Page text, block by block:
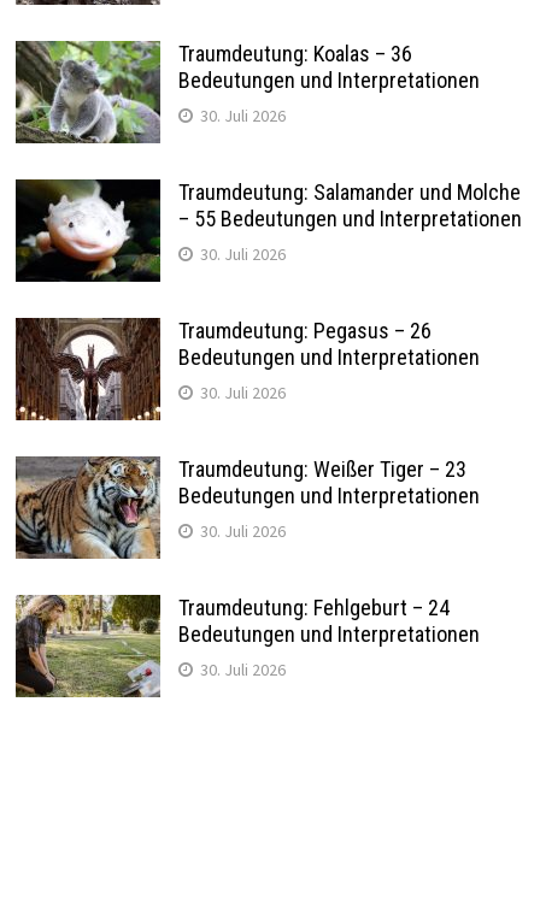
Traumdeutung: Koalas – 36
Bedeutungen und Interpretationen
30. Juli 2026
Traumdeutung: Salamander und Molche
– 55 Bedeutungen und Interpretationen
30. Juli 2026
Traumdeutung: Pegasus – 26
Bedeutungen und Interpretationen
30. Juli 2026
Traumdeutung: Weißer Tiger – 23
Bedeutungen und Interpretationen
30. Juli 2026
Traumdeutung: Fehlgeburt – 24
Bedeutungen und Interpretationen
30. Juli 2026